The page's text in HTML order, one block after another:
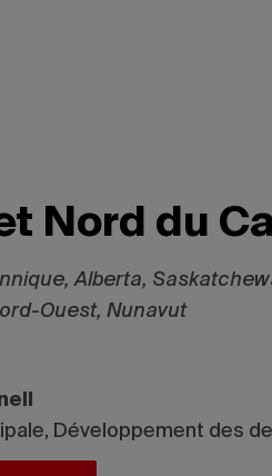
Nord du
Alberta,
Ouest, Nunavut
Développement des